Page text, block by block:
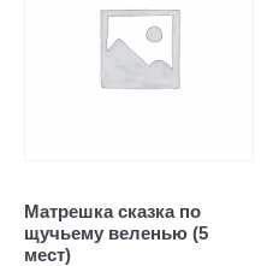
Матрешка сказка по
щучьему веленью (5
мест)